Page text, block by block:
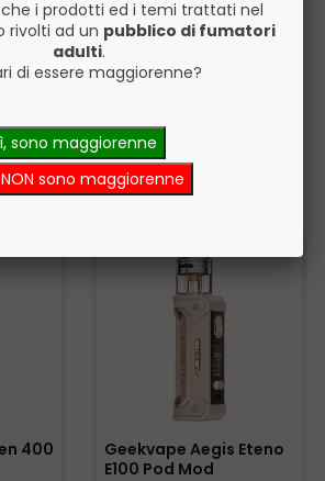
per gli amanti del vaping che non
400
Geekvape Aegis Eteno
E100 Pod Mod
i prodotti ed i temi trattati nel
rivolti ad un pubblico di fumatori
adulti.
di essere maggiorenne?
sono maggiorenne
NON sono maggiorenne